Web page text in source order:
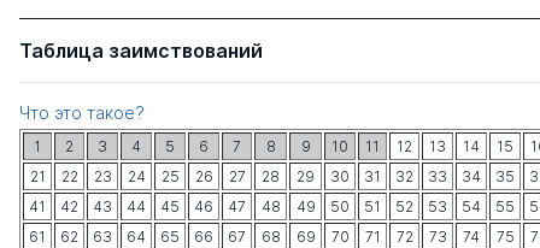
Таблица заимствований
Что это такое?
1 2 3 4 5 6 7 8 9 10 11 12 13 14 15
21
22 23 24 25 26 27 28 29 30 31 32 33 34 35
41
42 43 44 45 46 47 48 49 50 51 52 53 54 55
61
62 63 64 65 66 67 68 69 70 71 72 73 74 75